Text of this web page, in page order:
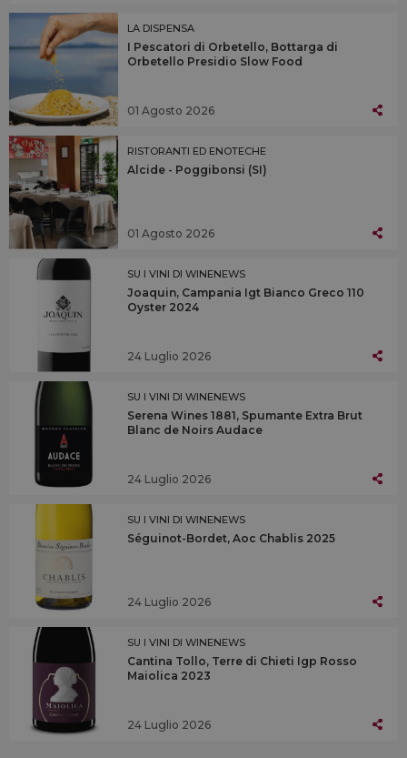
LA DISPENSA
I Pescatori di Orbetello, Bottarga di
Orbetello Presidio Slow Food
01 Agosto 2026
RISTORANTI ED ENOTECHE
Alcide - Poggibonsi (SI)
01 Agosto 2026
SU I VINI DI WINENEWS
Joaquin, Campania Igt Bianco Greco 110
Oyster 2024
24 Luglio 2026
SU I VINI DI WINENEWS
Serena Wines 1881, Spumante Extra Brut
Blanc de Noirs Audace
24 Luglio 2026
SU I VINI DI WINENEWS
Séguinot-Bordet, Aoc Chablis 2025
24 Luglio 2026
SU I VINI DI WINENEWS
Cantina Tollo, Terre di Chieti Igp Rosso
Maiolica 2023
24 Luglio 2026